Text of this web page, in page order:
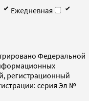
Ежедневная
Федеральной
регистрационный
серия Эл №